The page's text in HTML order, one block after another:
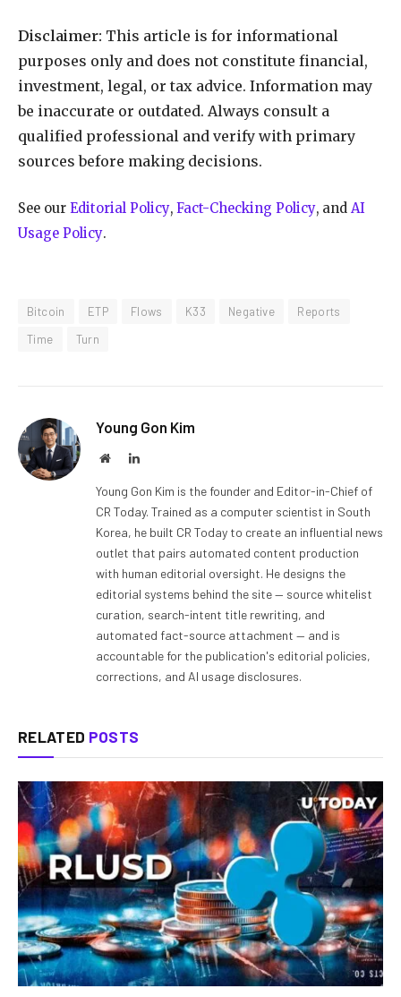
Disclaimer: This article is for informational
purposes only and does not constitute financial,
investment, legal, or tax advice. Information may
be inaccurate or outdated. Always consult a
qualified professional and verify with primary
sources before making decisions.
See our Editorial Policy, Fact-Checking Policy, and AI
Usage Policy.
Bitcoin ETP Flows K33 Negative
Reports
Time
Turn
Young Gon Kim
WebsiteLinkedIn
Young Gon Kim is the founder and Editor-in-Chief of
CR Today. Trained as a computer scientist in South
Korea, he built CR Today to create an influential news
outlet that pairs automated content production
with human editorial oversight. He designs the
editorial systems behind the site — source whitelist
curation, search-intent title rewriting, and
automated fact-source attachment — and is
accountable for the publication's editorial policies,
corrections, and AI usage disclosures.
RELATED POSTS